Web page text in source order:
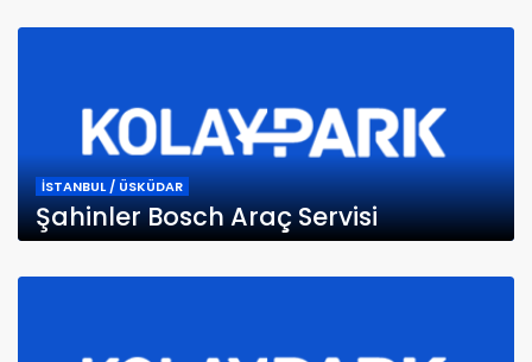
İSTANBUL / ÜSKÜDAR
Şahinler Bosch Araç Servisi